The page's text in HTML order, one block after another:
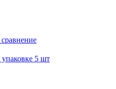
упаковке 5 шт